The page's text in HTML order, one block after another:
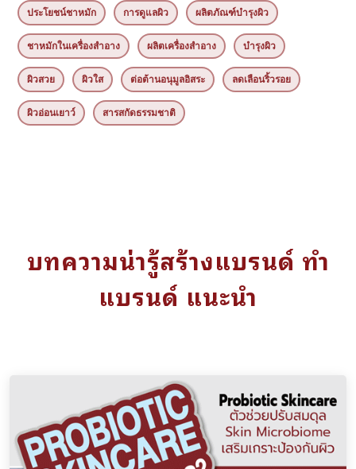
ประโยชน์ชาหมัก การดูแลผิว ผลิตภัณฑ์บำรุงผิว
ชาหมักในเครื่องสำอาง ผลิตเครื่องสำอาง บำรุงผิว
ผิวสวย ผิวใส ต่อต้านอนุมูลอิสระ ลดเลือนริ้วรอย
ผิวอ่อนเยาว์ สารสกัดธรรมชาติ
บทความน่ารู้สร้างแบรนด์ ทำ
แบรนด์ แนะนำ